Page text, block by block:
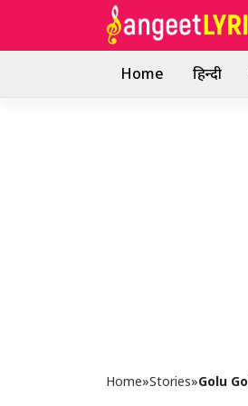
Home हिन्दी
Home»Stories»Golu